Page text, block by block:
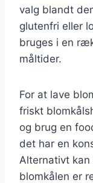
valg blandt
glutenfri eller
bruges i en
måltider.
For at lave
friskt
og brug en
det har en
Alternativt
blomkålen er